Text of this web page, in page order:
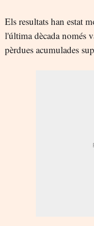
Els resultats han estat
l'última dècada només
pèrdues acumulades